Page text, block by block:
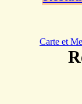
Carte et